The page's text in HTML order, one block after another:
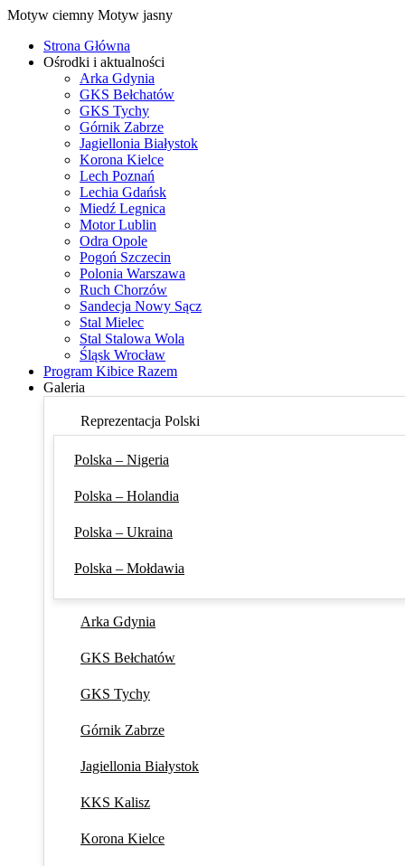
Motyw ciemny Motyw jasny
Strona Główna
Ośrodki i aktualności
Arka Gdynia
GKS Bełchatów
GKS Tychy
Górnik Zabrze
Jagiellonia Białystok
Korona Kielce
Lech Poznań
Lechia Gdańsk
Miedź Legnica
Motor Lublin
Odra Opole
Pogoń Szczecin
Polonia Warszawa
Ruch Chorzów
Sandecja Nowy Sącz
Stal Mielec
Stal Stalowa Wola
Śląsk Wrocław
Program Kibice Razem
Galeria
Reprezentacja Polski
Polska – Nigeria
Polska – Holandia
Polska – Ukraina
Polska – Mołdawia
Arka Gdynia
GKS Bełchatów
GKS Tychy
Górnik Zabrze
Jagiellonia Białystok
KKS Kalisz
Korona Kielce